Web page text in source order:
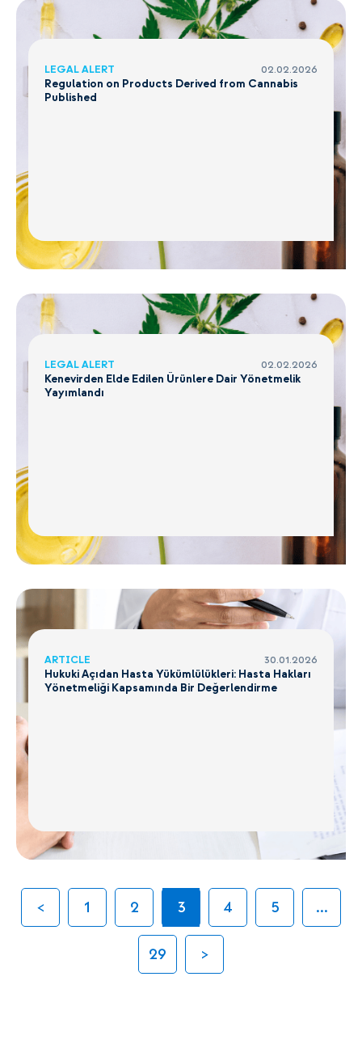
LEGAL ALERT 02.02.2026
Regulation on Products Derived from Cannabis
Published
LEGAL ALERT 02.02.2026
Kenevirden Elde Edilen Ürünlere Dair Yönetmelik
Yayımlandı
ARTICLE 30.01.2026
Hukuki Açıdan Hasta Yükümlülükleri: Hasta Hakları
Yönetmeliği Kapsamında Bir Değerlendirme
1 2 3 4 5 ...
29